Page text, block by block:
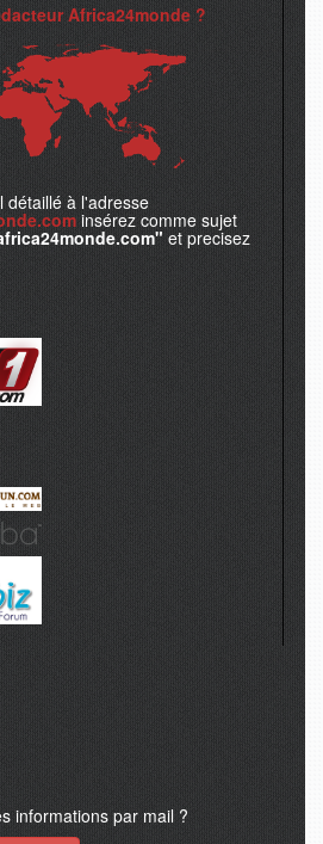
Africa24monde ?
détaillé à l'adresse
insérez comme sujet
et precisez
informations par mail ?